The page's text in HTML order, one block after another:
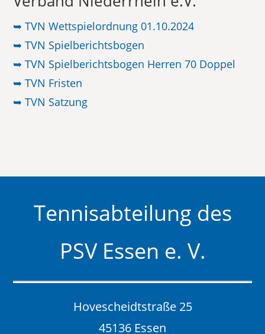
➥ TVN Wettspielordnung 01.10.2024
➥ TVN Spielberichtsbogen
➥ TVN Spielberichtsbogen Herren 70 Doppel
➥ TVN Fristen
➥ TVN Satzung
Tennisabteilung des
PSV Essen e. V.
Hovescheidtstraße 25
45136 Essen